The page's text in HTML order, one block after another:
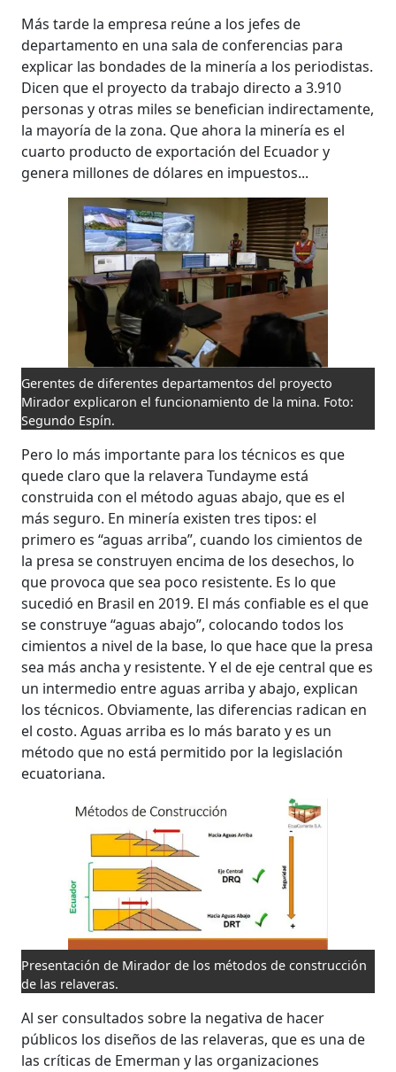
Más tarde la empresa reúne a los jefes de
departamento en una sala de conferencias para
explicar las bondades de la minería a los periodistas.
Dicen que el proyecto da trabajo directo a 3.910
personas y otras miles se benefician indirectamente,
la mayoría de la zona. Que ahora la minería es el
cuarto producto de exportación del Ecuador y
genera millones de dólares en impuestos...
Gerentes de diferentes departamentos del proyecto
Mirador explicaron el funcionamiento de la mina. Foto:
Segundo Espín.
Pero lo más importante para los técnicos es que
quede claro que la relavera Tundayme está
construida con el método aguas abajo, que es el
más seguro. En minería existen tres tipos: el
primero es “aguas arriba”, cuando los cimientos de
la presa se construyen encima de los desechos, lo
que provoca que sea poco resistente. Es lo que
sucedió en Brasil en 2019. El más confiable es el que
se construye “aguas abajo”, colocando todos los
cimientos a nivel de la base, lo que hace que la presa
sea más ancha y resistente. Y el de eje central que es
un intermedio entre aguas arriba y abajo, explican
los técnicos. Obviamente, las diferencias radican en
el costo. Aguas arriba es lo más barato y es un
método que no está permitido por la legislación
ecuatoriana.
Presentación de Mirador de los métodos de construcción
de las relaveras.
Al ser consultados sobre la negativa de hacer
públicos los diseños de las relaveras, que es una de
las críticas de Emerman y las organizaciones